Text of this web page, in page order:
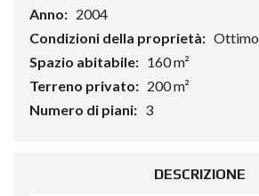
Anno: 2004
Condizioni della proprietà: Ottimo
Spazio abitabile: 160 m²
Terreno privato: 200 m²
Numero di piani: 3
DESCRIZIONE